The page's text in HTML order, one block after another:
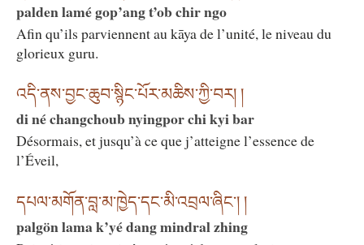
palden lamé gop’ang t’ob chir ngo
Afin qu’ils parviennent au kāya de l’unité, le niveau du
glorieux guru.
འདི་ནས་བྱང་ཆུབ་སྙིང་པོར་མཆིས་ཀྱི་བར། །
di né changchoub nyingpor chi kyi bar
Désormais, et jusqu’à ce que j’atteigne l’essence de
l’Éveil,
དཔལ་མགོན་བླ་མ་ཁྱེད་དང་མི་འབྲལ་ཞིང་། །
palgön lama k’yé dang mindral zhing